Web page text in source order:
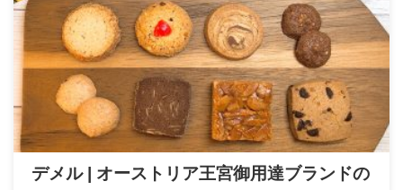
デメル | オーストリア王宮御用達ブランドの